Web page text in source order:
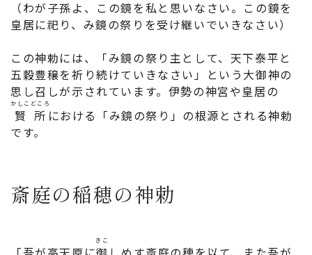
（わが子孫よ、この鏡を私と思いなさい。この鏡を
皇居に祀り、み鏡の祭りを受け継いでいきなさい）
この神勅には、「み鏡の祭り主として、天下泰平と
五穀豊穣を祈り続けていきなさい」という大御神の
思し召しが示されています。伊勢の神宮や皇居の
賢所
かしこどころ
における「み鏡の祭り」の根源とされる神勅
です。
斎庭の稲穂の神勅
きこ